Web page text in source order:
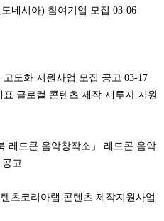
네시아) 참여기업 모집 03-06
고도화 지원사업 모집 공고 03-17
글로컬 콘텐츠 제작·재투자 지원
레드콘 음악창작소」 레드콘 음악
고
츠코리아랩 콘텐츠 제작지원사업